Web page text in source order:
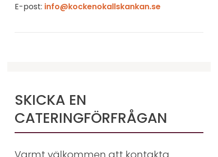
E-post: info@kockenokallskankan.se
SKICKA EN
CATERINGFÖRFRÅGAN